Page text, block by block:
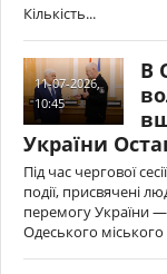
Кількість...
11-07-2026,
10:45
В
України
Під час чергової
події, присвячені
перемогу України —
Одеського